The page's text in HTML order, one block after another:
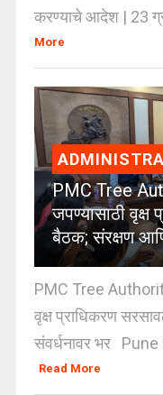
करण्याचे आदेश | 23
More
PMC Tree
जपण्यासाठी
बैठक; संरक्षण
PMC Tree Authority
वृक्ष प्राधिकरण
संवर्धनावर भर
Read More